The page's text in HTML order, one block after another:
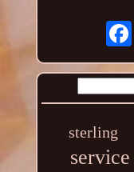
sterling
service